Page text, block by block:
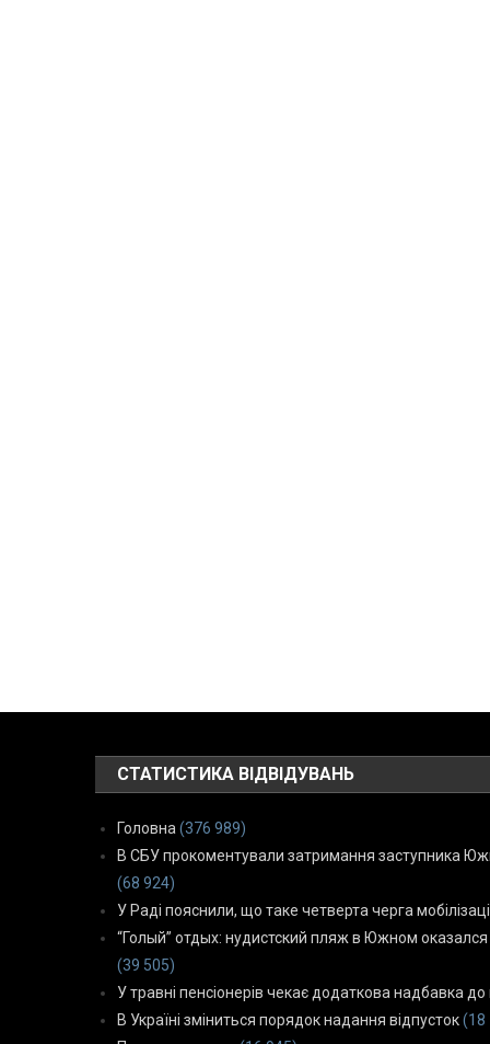
СТАТИСТИКА ВІДВІДУВАНЬ
Головна (376 989)
В СБУ прокоментували затримання заступника
(68 924)
У Раді пояснили, що таке четверта черга
“Голый” отдых: нудистский пляж в Южном
(39 505)
У травні пенсіонерів чекає додаткова надбавка до
В Україні зміниться порядок надання відпусток (18